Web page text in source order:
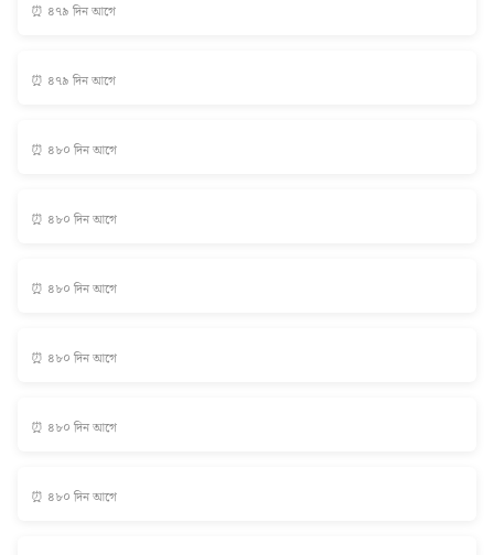
⏰ ৪৭৯ দিন আগে
⏰ ৪৭৯ দিন আগে
⏰ ৪৮০ দিন আগে
⏰ ৪৮০ দিন আগে
⏰ ৪৮০ দিন আগে
⏰ ৪৮০ দিন আগে
⏰ ৪৮০ দিন আগে
⏰ ৪৮০ দিন আগে